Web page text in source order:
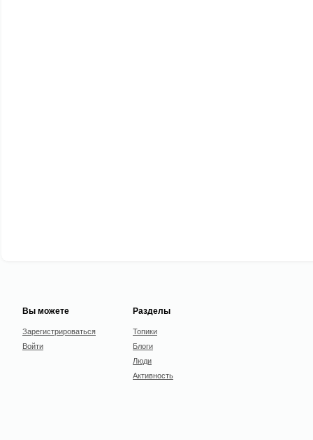
Вы можете
Зарегистрироваться
Войти
Разделы
Топики
Блоги
Люди
Активность